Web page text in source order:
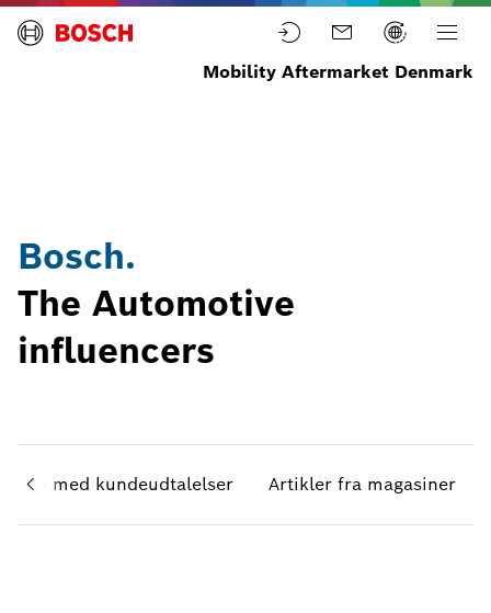
Mobility Aftermarket Denmark
Bosch.
The Automotive
influencers
Video med kundeudtalelser Artikler fra magasiner